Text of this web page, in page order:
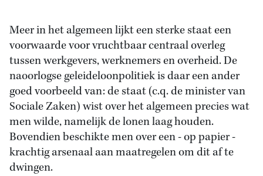
Meer in het algemeen lijkt een sterke staat een
voorwaarde voor vruchtbaar centraal overleg
tussen werkgevers, werknemers en overheid. De
naoorlogse geleideloonpolitiek is daar een ander
goed voorbeeld van: de staat (c.q. de minister van
Sociale Zaken) wist over het algemeen precies wat
men wilde, namelijk de lonen laag houden.
Bovendien beschikte men over een - op papier -
krachtig arsenaal aan maatregelen om dit af te
dwingen.